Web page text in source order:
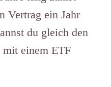
Vertrag ein Jahr
du gleich den
einem ETF